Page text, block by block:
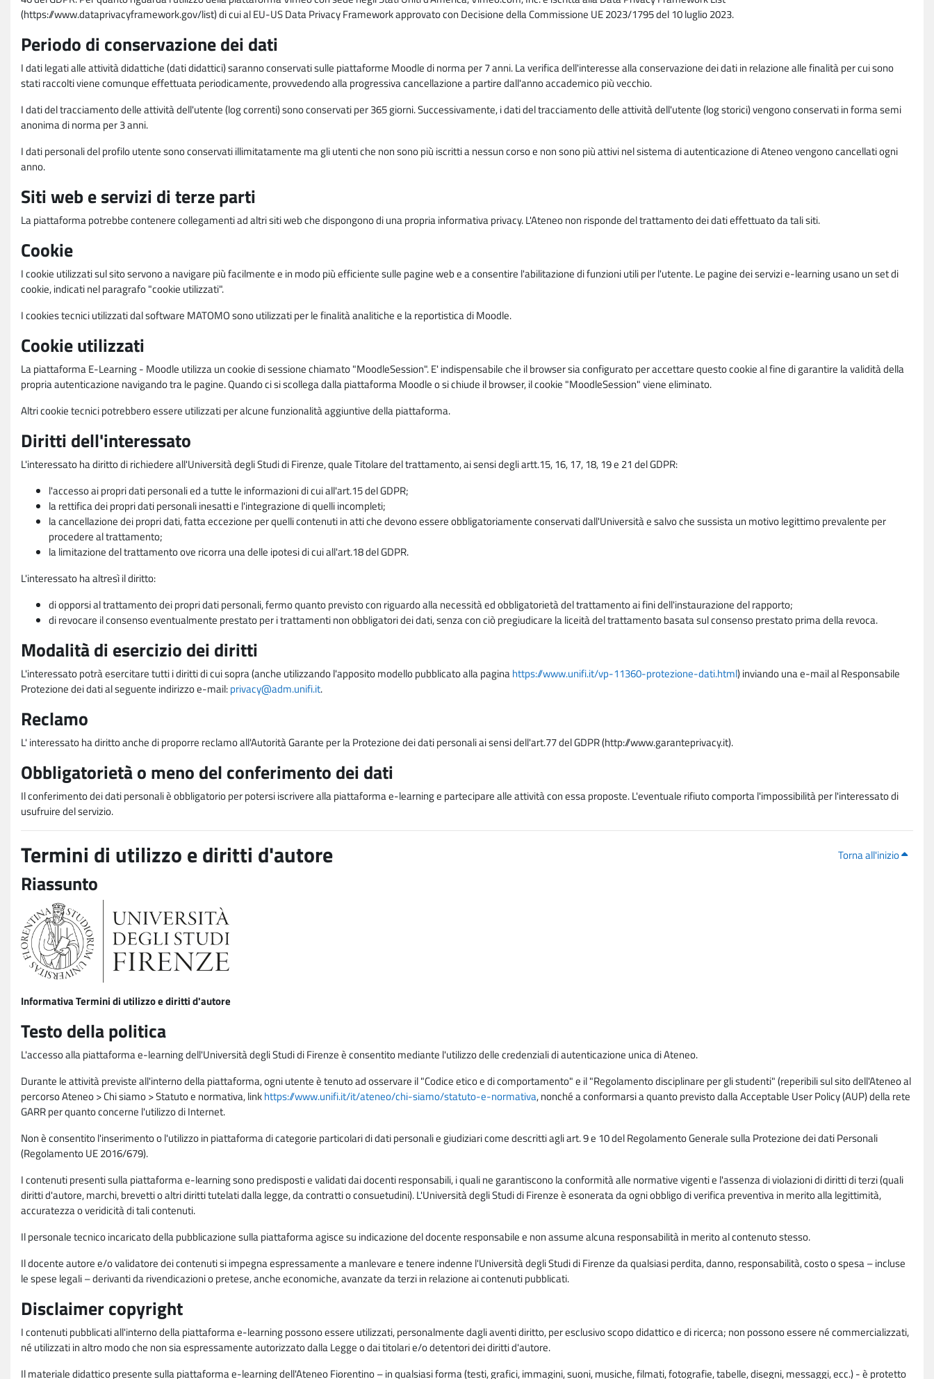
(https://www.dataprivacyframework.gov/list) di cui al EU-US Data Privacy Framework approvato con Decisione della Commissione UE 2023/1795 del 10 luglio 2023.
Periodo di conservazione dei dati
I dati legati alle attività didattiche (dati didattici) saranno conservati sulle piattaforme Moodle di norma per 7 anni. La verifica dell'interesse alla conservazione dei dati in relazione alle finalità per cui sono
stati raccolti viene comunque effettuata periodicamente, provvedendo alla progressiva cancellazione a partire dall'anno accademico più vecchio.
I dati del tracciamento delle attività dell'utente (log correnti) sono conservati per 365 giorni. Successivamente, i dati del tracciamento delle attività dell'utente (log storici) vengono conservati in forma semi
anonima di norma per 3 anni.
I dati personali del profilo utente sono conservati illimitatamente ma gli utenti che non sono più iscritti a nessun corso e non sono più attivi nel sistema di autenticazione di Ateneo vengono cancellati ogni
anno.
Siti web e servizi di terze parti
La piattaforma potrebbe contenere collegamenti ad altri siti web che dispongono di una propria informativa privacy. L'Ateneo non risponde del trattamento dei dati effettuato da tali siti.
Cookie
I cookie utilizzati sul sito servono a navigare più facilmente e in modo più efficiente sulle pagine web e a consentire l'abilitazione di funzioni utili per l'utente. Le pagine dei servizi e-learning usano un set di
cookie, indicati nel paragrafo "cookie utilizzati".
I cookies tecnici utilizzati dal software MATOMO sono utilizzati per le finalità analitiche e la reportistica di Moodle.
Cookie utilizzati
La piattaforma E-Learning - Moodle utilizza un cookie di sessione chiamato "MoodleSession". E' indispensabile che il browser sia configurato per accettare questo cookie al fine di garantire la validità della
propria autenticazione navigando tra le pagine. Quando ci si scollega dalla piattaforma Moodle o si chiude il browser, il cookie "MoodleSession" viene eliminato.
Altri cookie tecnici potrebbero essere utilizzati per alcune funzionalità aggiuntive della piattaforma.
Diritti dell'interessato
L'interessato ha diritto di richiedere all'Università degli Studi di Firenze, quale Titolare del trattamento, ai sensi degli artt.15, 16, 17, 18, 19 e 21 del GDPR:
l'accesso ai propri dati personali ed a tutte le informazioni di cui all'art.15 del GDPR;
la rettifica dei propri dati personali inesatti e l'integrazione di quelli incompleti;
la cancellazione dei propri dati, fatta eccezione per quelli contenuti in atti che devono essere obbligatoriamente conservati dall'Università e salvo che sussista un motivo legittimo prevalente per
procedere al trattamento;
la limitazione del trattamento ove ricorra una delle ipotesi di cui all'art.18 del GDPR.
L'interessato ha altresì il diritto:
di opporsi al trattamento dei propri dati personali, fermo quanto previsto con riguardo alla necessità ed obbligatorietà del trattamento ai fini dell'instaurazione del rapporto;
di revocare il consenso eventualmente prestato per i trattamenti non obbligatori dei dati, senza con ciò pregiudicare la liceità del trattamento basata sul consenso prestato prima della revoca.
Modalità di esercizio dei diritti
L'interessato potrà esercitare tutti i diritti di cui sopra (anche utilizzando l'apposito modello pubblicato alla paginahttps://www.unifi.it/vp-11360-protezione-dati.html) inviando una e-mail al Responsabile
Protezione dei dati al seguente indirizzo e-mail:privacy@adm.unifi.it.
Reclamo
L' interessato ha diritto anche di proporre reclamo all'Autorità Garante per la Protezione dei dati personali ai sensi dell'art.77 del GDPR (http://www.garanteprivacy.it).
Obbligatorietà o meno del conferimento dei dati
Il conferimento dei dati personali è obbligatorio per potersi iscrivere alla piattaforma e-learning e partecipare alle attività con essa proposte. L'eventuale rifiuto comporta l'impossibilità per l'interessato di
usufruire del servizio.
Torna all'inizio
Termini di utilizzo e diritti d'autore
Riassunto
Informativa Termini di utilizzo e diritti d'autore
Testo della politica
L'accesso alla piattaforma e-learning dell'Università degli Studi di Firenze è consentito mediante l'utilizzo delle credenziali di autenticazione unica di Ateneo.
Durante le attività previste all'interno della piattaforma, ogni utente è tenuto ad osservare il "Codice etico e di comportamento" e il "Regolamento disciplinare per gli studenti" (reperibili sul sito dell'Ateneo al
percorso Ateneo > Chi siamo > Statuto e normativa, linkhttps://www.unifi.it/it/ateneo/chi-siamo/statuto-e-normativa, nonché a conformarsi a quanto previsto dalla Acceptable User Policy (AUP) della rete
GARR per quanto concerne l'utilizzo di Internet.
Non è consentito l'inserimento o l'utilizzo in piattaforma di categorie particolari di dati personali e giudiziari come descritti agli art. 9 e 10 del Regolamento Generale sulla Protezione dei dati Personali
(Regolamento UE 2016/679).
I contenuti presenti sulla piattaforma e-learning sono predisposti e validati dai docenti responsabili, i quali ne garantiscono la conformità alle normative vigenti e l'assenza di violazioni di diritti di terzi (quali
diritti d'autore, marchi, brevetti o altri diritti tutelati dalla legge, da contratti o consuetudini). L'Università degli Studi di Firenze è esonerata da ogni obbligo di verifica preventiva in merito alla legittimità,
accuratezza o veridicità di tali contenuti.
Il personale tecnico incaricato della pubblicazione sulla piattaforma agisce su indicazione del docente responsabile e non assume alcuna responsabilità in merito al contenuto stesso.
Il docente autore e/o validatore dei contenuti si impegna espressamente a manlevare e tenere indenne l'Università degli Studi di Firenze da qualsiasi perdita, danno, responsabilità, costo o spesa – incluse
le spese legali – derivanti da rivendicazioni o pretese, anche economiche, avanzate da terzi in relazione ai contenuti pubblicati.
Disclaimer copyright
I contenuti pubblicati all'interno della piattaforma e-learning possono essere utilizzati, personalmente dagli aventi diritto, per esclusivo scopo didattico e di ricerca; non possono essere né commercializzati,
né utilizzati in altro modo che non sia espressamente autorizzato dalla Legge o dai titolari e/o detentori dei diritti d'autore.
Il materiale didattico presente sulla piattaforma e-learning dell'Ateneo Fiorentino – in qualsiasi forma (testi, grafici, immagini, suoni, musiche, filmati, fotografie, tabelle, disegni, messaggi, ecc.) - è protetto